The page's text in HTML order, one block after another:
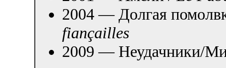
2004 — Долгая
fiançailles
2009 — Неудачники/